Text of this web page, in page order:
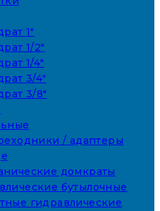
1"
1/2"
1/4"
3/4"
3/8"
/ адаптеры
домкраты
бутылочные
гидравлические